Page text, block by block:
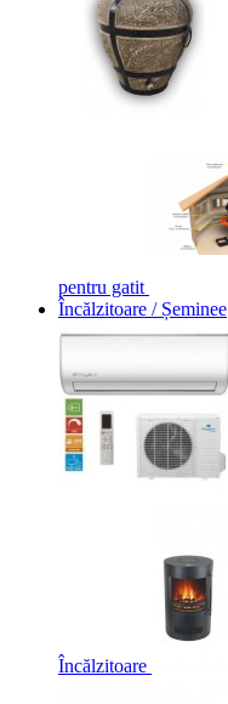
pentru gatit
Încălzitoare / Șeminee
Încălzitoare